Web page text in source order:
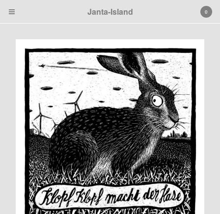
Cart 0,00
€
0
Products
Search…
Black
Janta Island
Tierbilder
Patches
Artprints
0
Janta-Island